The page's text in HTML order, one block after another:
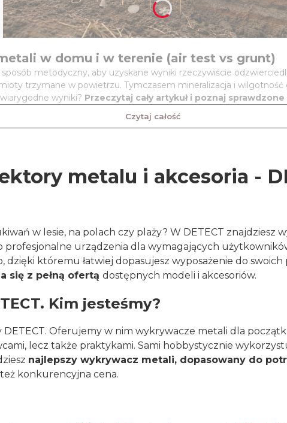
w domu i w terenie (air test vs grunt)
metodyczny, aby uzyskane wyniki rzeczywiście
trzymane w powietrzu. Tymczasem mineralizacja i
wyniki? Przeczytaj cały artykuł i poznaj
Czytaj całość
metalu i akcesoria -
w lesie, na polach czy plaży? W DETECT
profesjonalne urządzenia dla wymagających
któremu łatwiej dopasujesz wyposażenie do
się z pełną ofertą dostępnych modeli i akcesoriów.
Kim jesteśmy?
Oferujemy w nim wykrywacze metali dla
lecz także praktykami. Sami hobbystycznie
najlepszy wykrywacz metali, dopasowany do
konkurencyjna cena.